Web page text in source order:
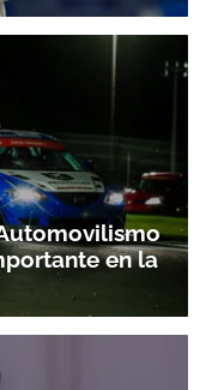
en la